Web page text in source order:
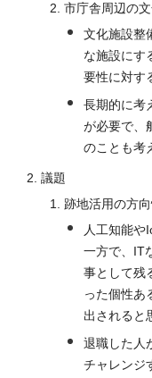
市庁舎周辺の
文化施設整
な施設にす
要性に対す
長期的に考
が必要で、
のことも考
議題
跡地活用の方
人工知能や
一方で、IT
事として残
った個性あ
出されると
退職した人
チャレンジ